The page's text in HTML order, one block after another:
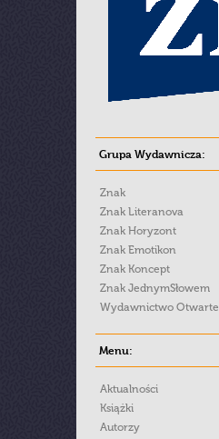
Grupa Wydawnicza:
Znak
Znak Literanova
Znak Horyzont
Znak Emotikon
Znak Koncept
Znak JednymSłowem
Wydawnictwo Otwarte
Menu:
Aktualności
Książki
Autorzy